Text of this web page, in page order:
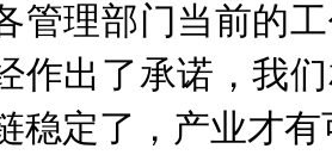
管理部门当前的
作出了承诺，我
稳定了，产业才